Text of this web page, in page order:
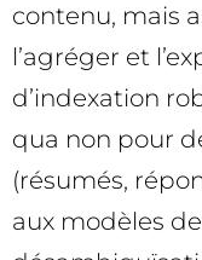
contenu, mais
l’agréger et
d’indexation
qua non pour
(résumés,
aux modèles